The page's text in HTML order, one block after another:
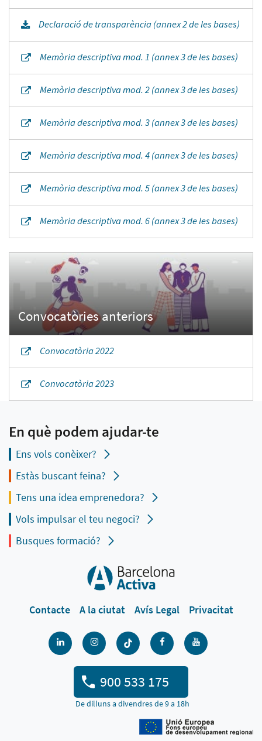
Declaració de transparència (annex 2 de les bases)
Memòria descriptiva mod. 1 (annex 3 de les bases)
Memòria descriptiva mod. 2 (annex 3 de les bases)
Memòria descriptiva mod. 3 (annex 3 de les bases)
Memòria descriptiva mod. 4 (annex 3 de les bases)
Memòria descriptiva mod. 5 (annex 3 de les bases)
Memòria descriptiva mod. 6 (annex 3 de les bases)
Convocatòria 2022
Convocatòria 2023
En què podem ajudar-te
Ens vols conèixer?
Estàs buscant feina?
Tens una idea emprenedora?
Vols impulsar el teu negoci?
Busques formació?
Contacte A la ciutat Avís Legal Privacitat
900 533 175
De dilluns a divendres de 9 a 18h